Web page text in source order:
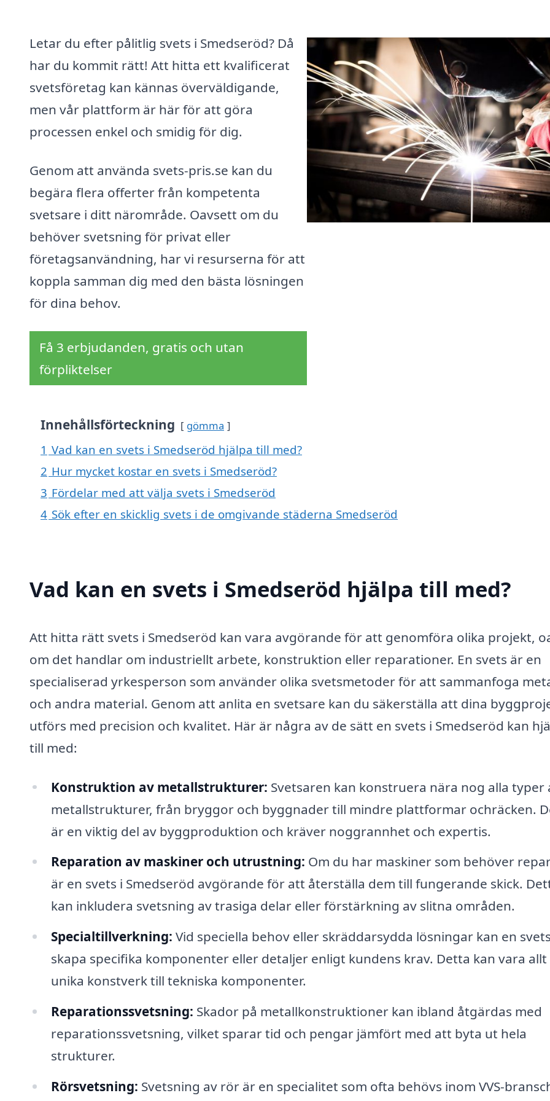
Letar du efter pålitlig svets i Smedseröd? Då
har du kommit rätt! Att hitta ett kvalificerat
svetsföretag kan kännas överväldigande,
men vår plattform är här för att göra
processen enkel och smidig för dig.
Genom att använda svets-pris.se kan du
begära flera offerter från kompetenta
svetsare i ditt närområde. Oavsett om du
behöver svetsning för privat eller
företagsanvändning, har vi resurserna för att
koppla samman dig med den bästa lösningen
för dina behov.
Få 3 erbjudanden, gratis och utan
förpliktelser
Innehållsförteckning gömma
1 Vad kan en svets i Smedseröd hjälpa till med?
2 Hur mycket kostar en svets i Smedseröd?
3 Fördelar med att välja svets i Smedseröd
4 Sök efter en skicklig svets i de omgivande städerna Smedseröd
Vad kan en svets i Smedseröd hjälpa till med?
Att hitta rätt svets i Smedseröd kan vara avgörande för att genomföra olika projekt,
om det handlar om industriellt arbete, konstruktion eller reparationer. En svets är en
specialiserad yrkesperson som använder olika svetsmetoder för att sammanfoga
och andra material. Genom att anlita en svetsare kan du säkerställa att dina
utförs med precision och kvalitet. Här är några av de sätt en svets i Smedseröd kan
till med:
Konstruktion av metallstrukturer: Svetsaren kan konstruera nära nog alla typer
metallstrukturer, från bryggor och byggnader till mindre plattformar ochräcken.
är en viktig del av byggproduktion och kräver noggrannhet och expertis.
Reparation av maskiner och utrustning: Om du har maskiner som behöver
är en svets i Smedseröd avgörande för att återställa dem till fungerande skick.
kan inkludera svetsning av trasiga delar eller förstärkning av slitna områden.
Specialtillverkning: Vid speciella behov eller skräddarsydda lösningar kan en
skapa specifika komponenter eller detaljer enligt kundens krav. Detta kan vara
unika konstverk till tekniska komponenter.
Reparationssvetsning: Skador på metallkonstruktioner kan ibland åtgärdas med
reparationssvetsning, vilket sparar tid och pengar jämfört med att byta ut hela
strukturer.
Rörsvetsning: Svetsning av rör är en specialitet som ofta behövs inom VVS-